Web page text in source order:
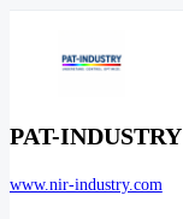
PAT-INDUSTRY
www.nir-industry.com